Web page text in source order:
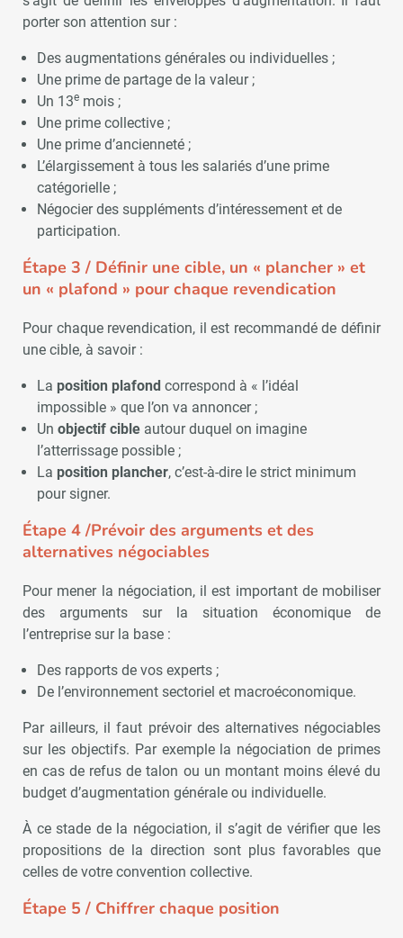
porter son attention sur :
Des augmentations générales ou individuelles ;
Une prime de partage de la valeur ;
Un 13emois ;
Une prime collective ;
Une prime d’ancienneté ;
L’élargissement à tous les salariés d’une prime
catégorielle ;
Négocier des suppléments d’intéressement et de
participation.
Étape 3 / Définir une cible, un « plancher » et
un « plafond » pour chaque revendication
Pour chaque revendication, il est recommandé de définir
une cible, à savoir :
La position plafondcorrespond à « l’idéal
impossible » que l’on va annoncer ;
Un objectif cibleautour duquel on imagine
l’atterrissage possible ;
La position plancher, c’est-à-dire le strict minimum
pour signer.
Étape 4 /Prévoir des arguments et des
alternatives négociables
Pour mener la négociation, il est important de mobiliser
des arguments sur la situation économique de
l’entreprise sur la base :
Des rapports de vos experts ;
De l’environnement sectoriel et macroéconomique.
Par ailleurs, il faut prévoir des alternatives négociables
sur les objectifs. Par exemple la négociation de primes
en cas de refus de talon ou un montant moins élevé du
budget d’augmentation générale ou individuelle.
À ce stade de la négociation, il s’agit de vérifier que les
propositions de la direction sont plus favorables que
celles de votre convention collective.
Étape 5 / Chiffrer chaque position